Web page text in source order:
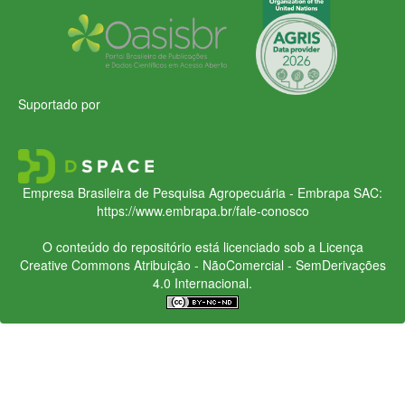
Suportado por
Empresa Brasileira de Pesquisa Agropecuária - Embrapa SAC:
https://www.embrapa.br/fale-conosco
O conteúdo do repositório está licenciado sob a Licença
Creative CommonsAtribuição - NãoComercial - SemDerivações
4.0 Internacional.